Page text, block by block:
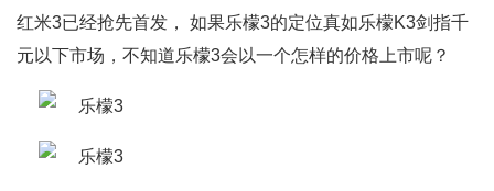
红米3已经抢先首发， 如果乐檬3的定位真如乐檬K3剑指千
元以下市场，不知道乐檬3会以一个怎样的价格上市呢？